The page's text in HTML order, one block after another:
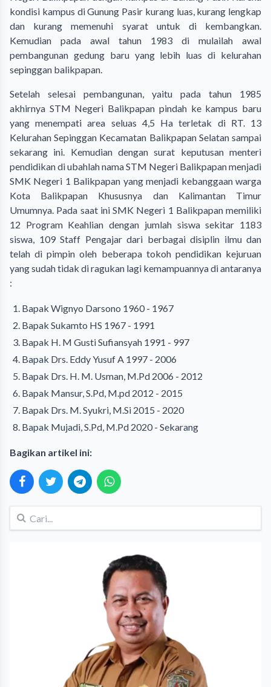
kondisi kampus di Gunung Pasir kurang luas, kurang lengkap
dan kurang memenuhi syarat untuk di kembangkan.
Kemudian pada awal tahun 1983 di mulailah awal
pembangunan gedung baru yang lebih luas di kelurahan
sepinggan balikpapan.
Setelah selesai pembangunan, yaitu pada tahun 1985
akhirnya STM Negeri Balikpapan pindah ke kampus baru
yang menempati area seluas 4,5 Ha terletak di RT. 13
Kelurahan Sepinggan Kecamatan Balikpapan Selatan sampai
sekarang ini. Kemudian dengan surat keputusan menteri
pendidikan di ubahlah nama STM Negeri Balikpapan menjadi
SMK Negeri 1 Balikpapan yang menjadi kebanggaan warga
Kota Balikpapan Khususnya dan Kalimantan Timur
Umumnya. Pada saat ini SMK Negeri 1 Balikpapan memiliki
12 Program Keahlian dengan jumlah siswa sekitar 1183
siswa, 109 Staff Pengajar dari berbagai disiplin ilmu dan
telah di pimpin oleh beberapa tokoh pendidikan kejuruan
yang sudah tidak di ragukan lagi kemampuannya di antaranya
:
Bapak Wignyo Darsono 1960 - 1967
Bapak Sukamto HS 1967 - 1991
Bapak H. M Gusti Sufiansyah 1991 - 997
Bapak Drs. Eddy Yusuf A 1997 - 2006
Bapak Drs. H. M. Usman, M.Pd 2006 - 2012
Bapak Mansur, S.Pd, M.pd 2012 - 2015
Bapak Drs. M. Syukri, M.Si 2015 - 2020
Bapak Mujadi, S.Pd, M.Pd 2020 - Sekarang
Bagikan artikel ini: